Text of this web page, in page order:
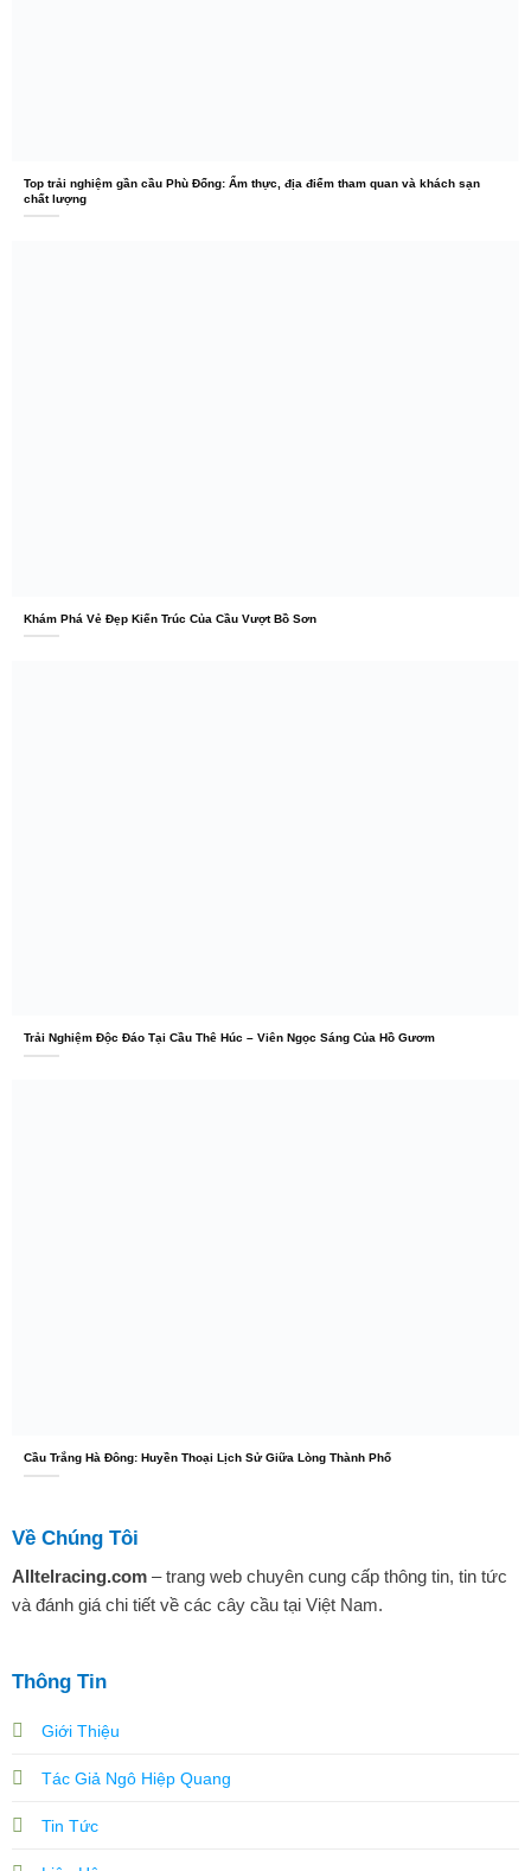
Về Chúng Tôi
Alltelracing.com– trang web chuyên cung cấp thông tin, tin tức
và đánh giá chi tiết về các cây cầu tại Việt Nam.
Thông Tin
Giới Thiệu
Tác Giả Ngô Hiệp Quang
Tin Tức
Top trải nghiệm gần cầu Phù Đổng: Ẩm thực, địa điểm tham quan và khách sạn
chất lượng
Khám Phá Vẻ Đẹp Kiến Trúc Của Cầu Vượt Bồ Sơn
Trải Nghiệm Độc Đáo Tại Cầu Thê Húc – Viên Ngọc Sáng Của Hồ Gươm
Cầu Trắng Hà Đông: Huyền Thoại Lịch Sử Giữa Lòng Thành Phố